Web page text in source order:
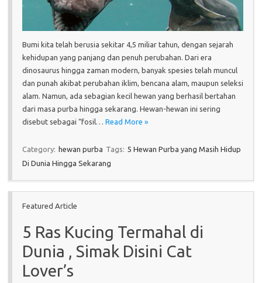
Bumi kita telah berusia sekitar 4,5 miliar tahun, dengan sejarah
kehidupan yang panjang dan penuh perubahan. Dari era
dinosaurus hingga zaman modern, banyak spesies telah muncul
dan punah akibat perubahan iklim, bencana alam, maupun seleksi
alam. Namun, ada sebagian kecil hewan yang berhasil bertahan
dari masa purba hingga sekarang. Hewan-hewan ini sering
disebut sebagai “fosil… Read More »
Category: hewan purba Tags: 5 Hewan Purba yang Masih Hidup
Di Dunia Hingga Sekarang
Featured Article
5 Ras Kucing Termahal di
Dunia , Simak Disini Cat
Lover’s